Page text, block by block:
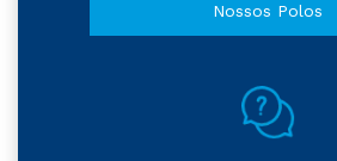
Nossos Polos